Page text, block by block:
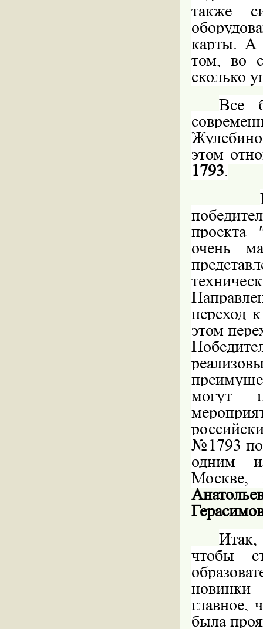
также
карты. А
том, во
сколько
Все
этом
1793.
проекта
очень
переход
этом
могут
№1793
одним
Москве,
чтобы
новинки
главное,
была